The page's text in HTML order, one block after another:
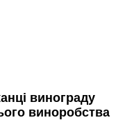
винограду
виноробства